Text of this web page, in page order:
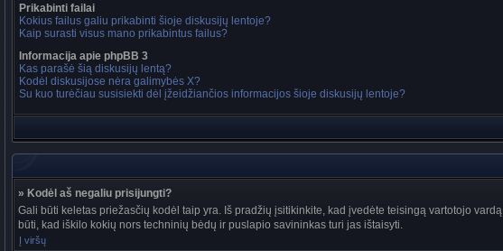
Prikabinti failai
Kokius failus galiu prikabinti šioje diskusijų lentoje?
Kaip surasti visus mano prikabintus failus?
Informacija apie phpBB 3
Kas parašė šią diskusijų lentą?
Kodėl diskusijose nėra galimybės X?
Su kuo turėčiau susisiekti dėl įžeidžiančios informacijos šioje diskusijų lentoje?
» Kodėl aš negaliu prisijungti?
Gali būti keletas priežasčių kodėl taip yra. Iš pradžių įsitikinkite, kad įvedėte teisingą vartotojo
būti, kad iškilo kokių nors techninių bėdų ir puslapio savininkas turi jas ištaisyti.
Į viršų